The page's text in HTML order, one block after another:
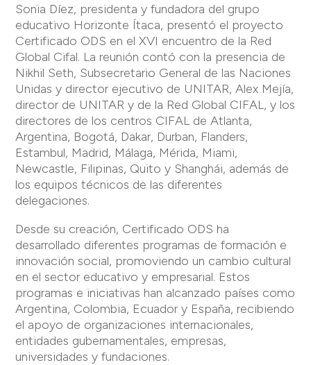
Sonia Díez, presidenta y fundadora del grupo
educativo Horizonte Ítaca, presentó el proyecto
Certificado ODS en el XVI encuentro de la Red
Global Cifal. La reunión contó con la presencia de
Nikhil Seth, Subsecretario General de las Naciones
Unidas y director ejecutivo de UNITAR, Alex Mejía,
director de UNITAR y de la Red Global CIFAL, y los
directores de los centros CIFAL de Atlanta,
Argentina, Bogotá, Dakar, Durban, Flanders,
Estambul, Madrid, Málaga, Mérida, Miami,
Newcastle, Filipinas, Quito y Shanghái, además de
los equipos técnicos de las diferentes
delegaciones.
Desde su creación, Certificado ODS ha
desarrollado diferentes programas de formación e
innovación social, promoviendo un cambio cultural
en el sector educativo y empresarial. Estos
programas e iniciativas han alcanzado países como
Argentina, Colombia, Ecuador y España, recibiendo
el apoyo de organizaciones internacionales,
entidades gubernamentales, empresas,
universidades y fundaciones.